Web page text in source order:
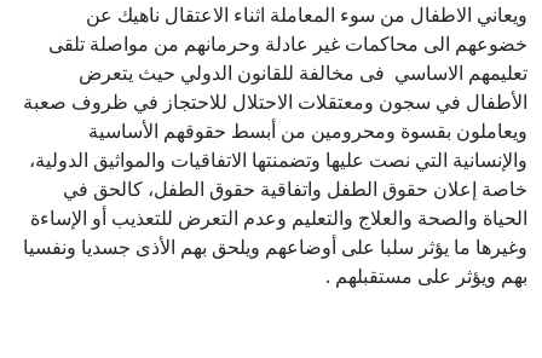
ويعاني الاطفال من سوء المعاملة اثناء الاعتقال ناهيك عن
خضوعهم الى محاكمات غير عادلة وحرمانهم من مواصلة تلقى
تعليمهم الاساسي فى مخالفة للقانون الدولي حيث يتعرض
الأطفال في سجون ومعتقلات الاحتلال للاحتجاز في ظروف صعبة
ويعاملون بقسوة ومحرومين من أبسط حقوقهم الأساسية
والإنسانية التي نصت عليها وتضمنتها الاتفاقيات والمواثيق الدولية،
خاصة إعلان حقوق الطفل واتفاقية حقوق الطفل، كالحق في
الحياة والصحة والعلاج والتعليم وعدم التعرض للتعذيب أو الإساءة
وغيرها ما يؤثر سلبا على أوضاعهم ويلحق بهم الأذى جسديا ونفسيا
بهم ويؤثر على مستقبلهم .